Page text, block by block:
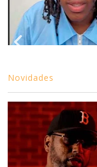
Novidades